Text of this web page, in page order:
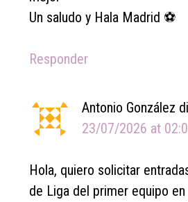
Un saludo y Hala Madrid ⚽️
Responder
Antonio González
23/07/2026 at
Hola, quiero solicitar
de Liga del primer equipo